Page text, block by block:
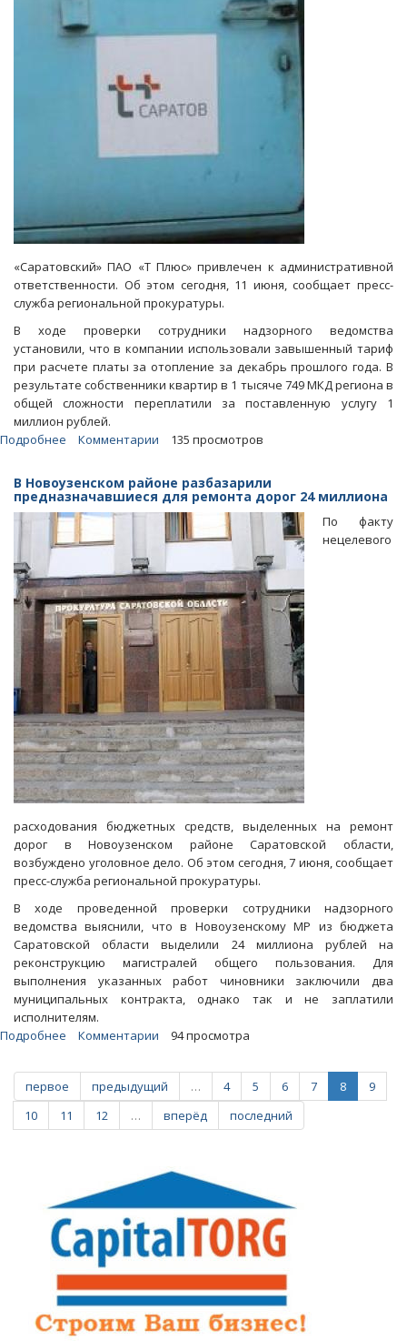
конкуренцию
«Саратовский» ПАО «Т Плюс» привлечен к административной
ответственности. Об этом сегодня, 11 июня, сообщает пресс-
служба региональной прокуратуры.
В ходе проверки сотрудники надзорного ведомства
установили, что в компании использовали завышенный тариф
при расчете платы за отопление за декабрь прошлого года. В
результате собственники квартир в 1 тысяче 749 МКД региона в
общей сложности переплатили за поставленную услугу 1
миллион рублей.
Подробнее
«дочку»
«Т
Плюс»
вернуть
саратовцам
переплаченный
за
отопление
миллион
Комментарии 135 просмотров
В Новоузенском районе разбазарили
предназначавшиеся для ремонта дорог 24 миллиона
По факту
нецелевого
расходования бюджетных средств, выделенных на ремонт
дорог в Новоузенском районе Саратовской области,
возбуждено уголовное дело. Об этом сегодня, 7 июня, сообщает
пресс-служба региональной прокуратуры.
В ходе проведенной проверки сотрудники надзорного
ведомства выяснили, что в Новоузенскому МР из бюджета
Саратовской области выделили 24 миллиона рублей на
реконструкцию магистралей общего пользования. Для
выполнения указанных работ чиновники заключили два
муниципальных контракта, однако так и не заплатили
исполнителям.
Подробнее
Новоузенском
районе
разбазарили
предназначавшиеся
24
миллиона
Комментарии 94 просмотра
первое предыдущий … 4 5 6 7 8
9
10
11 12 … вперёд последний